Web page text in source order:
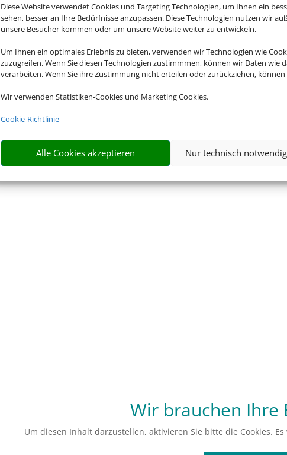
Diese Website verwendet Cookies und Targeting Technologien, um Ihnen ein
sehen, besser an Ihre Bedürfnisse anzupassen. Diese Technologien nutzen wir
unsere Besucher kommen oder um unsere Website weiter zu entwickeln.
Um Ihnen ein optimales Erlebnis zu bieten, verwenden wir Technologien wie
zuzugreifen. Wenn Sie diesen Technologien zustimmmen, können wir Daten wie
verarbeiten. Wenn Sie ihre Zustimmung nicht erteilen oder zurückziehen,
Wir verwenden Statistiken-Cookies und Marketing Cookies.
Cookie-Richtlinie
Alle Cookies akzeptieren Nur technisch
Wir brauchen Ihre
Um diesen Inhalt darzustellen, aktivieren Sie bitte die Cookies.